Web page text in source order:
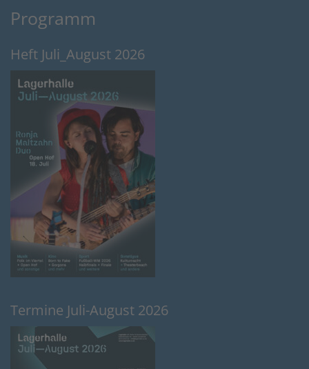
Programm
Heft Juli_August 2026
Termine Juli-August 2026